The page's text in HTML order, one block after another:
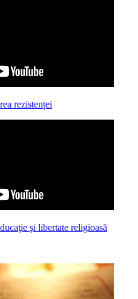
rezistenței
şi libertate religioasă